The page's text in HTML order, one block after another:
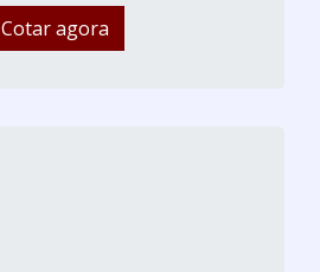
Cotar agora